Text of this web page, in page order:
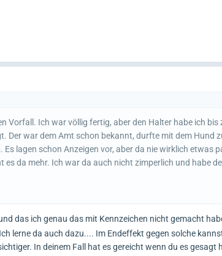
Vorfall. Ich war völlig fertig, aber den Halter habe ich bis
Der war dem Amt schon bekannt, durfte mit dem Hund
lagen schon Anzeigen vor, aber da nie wirklich etwas
es da mehr. Ich war da auch nicht zimperlich und habe
das ich genau das mit Kennzeichen nicht gemacht
lerne da auch dazu.... Im Endeffekt gegen solche
In deinem Fall hat es gereicht wenn du es gesagt